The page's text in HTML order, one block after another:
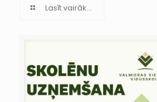
Lasīt vairāk...